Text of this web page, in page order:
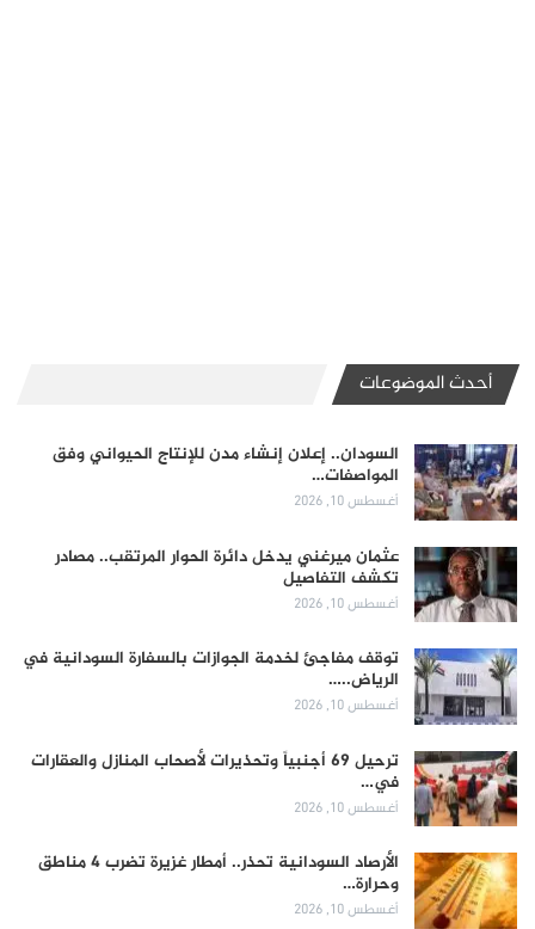
أحدث الموضوعات
السودان.. إعلان إنشاء مدن للإنتاج الحيواني وفق
المواصفات…
أغسطس 10, 2026
عثمان ميرغني يدخل دائرة الحوار المرتقب.. مصادر
تكشف التفاصيل
أغسطس 10, 2026
توقف مفاجئ لخدمة الجوازات بالسفارة السودانية في
الرياض..…
أغسطس 10, 2026
ترحيل 69 أجنبياً وتحذيرات لأصحاب المنازل والعقارات
في…
أغسطس 10, 2026
الأرصاد السودانية تحذر.. أمطار غزيرة تضرب 4 مناطق
وحرارة…
أغسطس 10, 2026